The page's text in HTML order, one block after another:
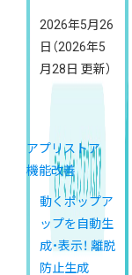
2026年5月26
日 （2026年5
月28日 更新）
アプリストア
機能改善
動くポップア
ップを自動生
成・表示！ 離脱
防止生成